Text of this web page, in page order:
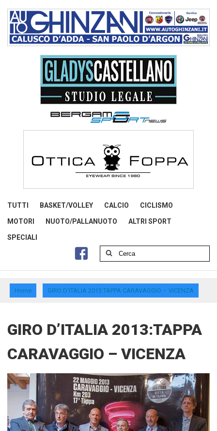
TUTTI BASKET/VOLLEY CALCIO CICLISMO
MOTORI NUOTO/PALLANUOTO ALTRI SPORT
SPECIALI
Home GIRO D’ITALIA 2013:TAPPA CARAVAGGIO – VICENZA
GIRO D’ITALIA 2013:TAPPA
CARAVAGGIO – VICENZA